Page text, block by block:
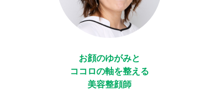
お顔のゆがみと
ココロの軸を整える
美容整顔師